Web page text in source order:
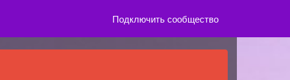
Подключить сообщество